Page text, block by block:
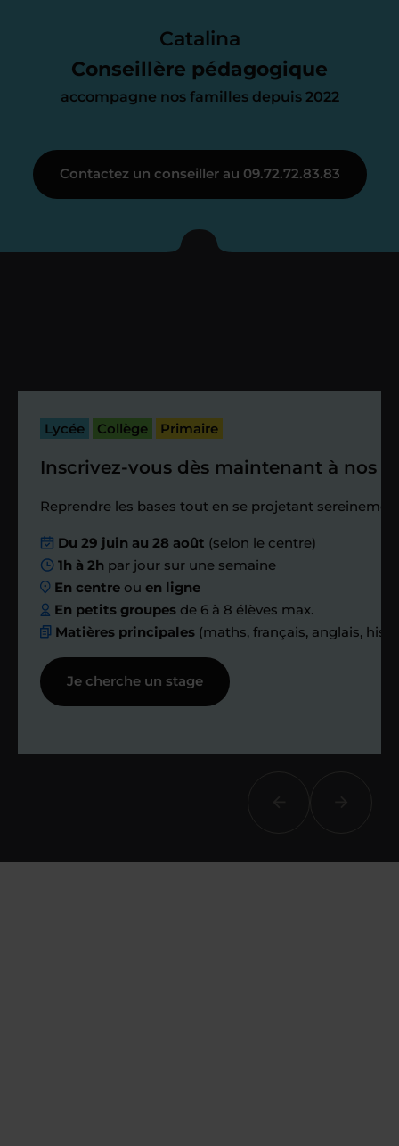
Catalina
Conseillère pédagogique
accompagne nos familles depuis 2022
parfait. À partir de maintenant nous
nous occupons de tout.
Je vous présente votre
enseignant sous 72
passé.
Étape 4
Nous planifions
ensemble des
échanges réguliers
Afin de suivre le travail et les progrès
réalisés, votre enseignant et moi-
même vous proposons des points et
Contactez un conseiller au 09.72.72.83.83
Lycée Collège Primaire
Inscrivez-vous dès maintenant à nos
Reprendre les bases tout en se projetant
Du 29 juin au 28 août (selon le centre)
1h à 2h par jour sur une semaine
En centre ouen ligne
En petits groupes de 6 à 8 élèves max.
Matières principales (maths, français, anglais,
Je cherche un stage